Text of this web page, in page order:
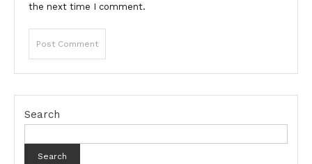
the next time I comment.
Search
Search